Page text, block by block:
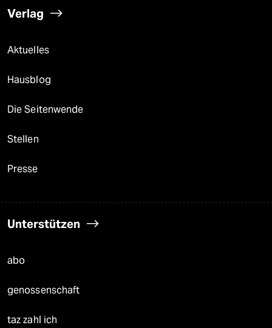
Verlag
Aktuelles
Hausblog
Die Seitenwende
Stellen
Presse
Unterstützen
abo
genossenschaft
taz zahl ich